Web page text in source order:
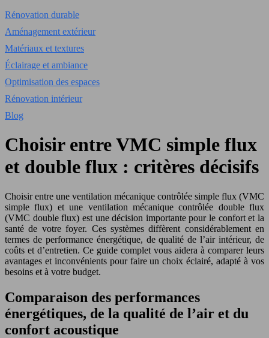
Rénovation durable
Aménagement extérieur
Matériaux et textures
Éclairage et ambiance
Optimisation des espaces
Rénovation intérieur
Blog
Choisir entre VMC simple flux
et double flux : critères décisifs
Choisir entre une ventilation mécanique contrôlée simple flux (VMC
simple flux) et une ventilation mécanique contrôlée double flux
(VMC double flux) est une décision importante pour le confort et la
santé de votre foyer. Ces systèmes diffèrent considérablement en
termes de performance énergétique, de qualité de l’air intérieur, de
coûts et d’entretien. Ce guide complet vous aidera à comparer leurs
avantages et inconvénients pour faire un choix éclairé, adapté à vos
besoins et à votre budget.
Comparaison des performances
énergétiques, de la qualité de l’air et du
confort acoustique